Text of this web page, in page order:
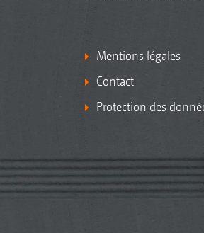
Mentions légales
Contact
Protection des